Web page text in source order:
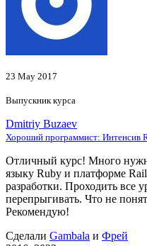
23 May 2017
Выпускник курса
Dmitriy Buzaev
Хороший программист: Интенсив
Отличный курс! Много
языку Ruby и платформе
разработки. Проходить все
перепрыгивать. Что не
Рекомендую!
Сделали Gambala и Фрей